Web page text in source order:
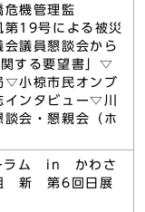
機管理監
第19号による被災
議員懇談会から
関する要望書」▽
▽小椋市民オンブ
ンタビュー▽川
談会・懇親会（ホ
ラム in かわさ
新 第6回日展